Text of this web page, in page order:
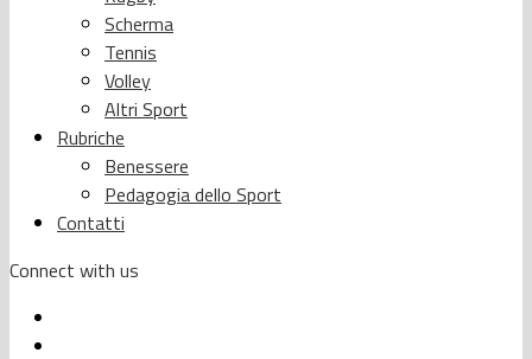
Scherma
Tennis
Volley
Altri Sport
Rubriche
Benessere
Pedagogia dello Sport
Contatti
Connect with us